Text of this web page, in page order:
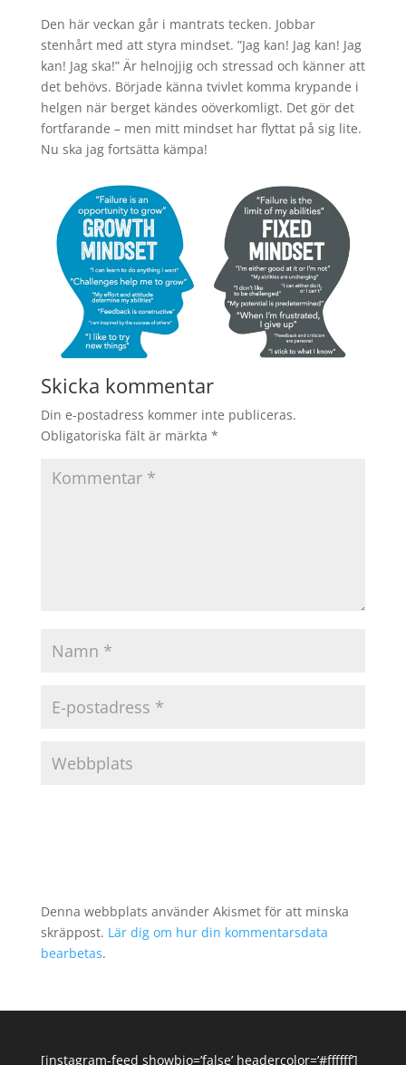
Den här veckan går i mantrats tecken. Jobbar
stenhårt med att styra mindset. ”Jag kan! Jag kan! Jag
kan! Jag ska!” Är helnojjig och stressad och känner att
det behövs. Började känna tvivlet komma krypande i
helgen när berget kändes oöverkomligt. Det gör det
fortfarande – men mitt mindset har flyttat på sig lite.
Nu ska jag fortsätta kämpa!
Skicka kommentar
Din e-postadress kommer inte publiceras.
Obligatoriska fält är märkta *
Denna webbplats använder Akismet för att minska
skräppost. Lär dig om hur din kommentarsdata
bearbetas.
[instagram-feed showbio=’false’ headercolor=’#ffffff’]